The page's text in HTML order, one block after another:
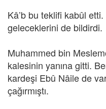
Kâ’b bu teklifi kabûl
geleceklerini de bildirdi.
Muhammed bin
kalesinin yanına gitti.
kardeşi Ebû Nâile de
çağırmıştı.